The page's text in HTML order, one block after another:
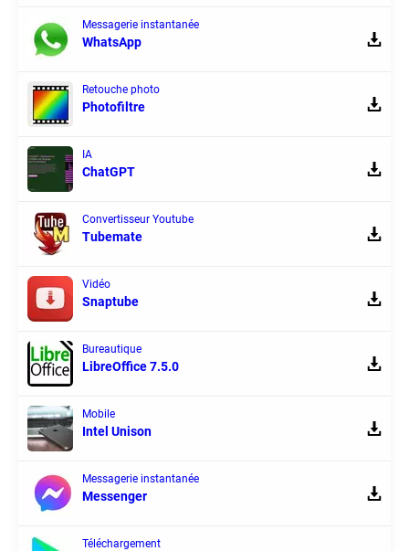
Messagerie instantanée
WhatsApp
Retouche photo
Photofiltre
IA
ChatGPT
Convertisseur Youtube
Tubemate
Vidéo
Snaptube
Bureautique
LibreOffice 7.5.0
Mobile
Intel Unison
Messagerie instantanée
Messenger
Téléchargement